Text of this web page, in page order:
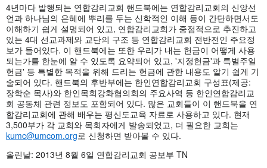
4년마다 발행되는 연합감리교회 핸드북에는 연합감리교회의 신앙선
언과 하나님의 은혜에 뿌리를 두는 신학적인 이해 등이 간단하면서도
이해하기 쉽게 설명되어 있고, 연합감리교회가 중점적으로 추진하고
있는 4대 선교과제와 교단의 구조 등 연합감리교회 전반전인 주요정
보가 들어있다. 이 핸드북에는 또한 우리가 내는 헌금이 어떻게 사용
되는가를 한눈에 알 수 있도록 요약되어 있고, '지정헌금'과 특별주일
헌금' 등 특별한 목적을 위해 드리는 헌금에 관한 내용도 알기 쉽게 기
술되어 있다. 핸드북의 후반부에는 한인연합감리교회 구성표(제공:
장학순 목사)와 한인목회강화협의회의 주요사역 등 한인연합감리교
회 공동체 관련 정보도 포함되어 있다. 많은 교회들이 이 핸드북을 연
합감리교회에 관해 배우는 평신도교육 자료로 사용하고 있다. 현재
3,500부가 각 교회와 목회자에게 발송되었고, 더 필요한 교회는
kumc@umcom.org로 신청하면 받아볼 수 있다.
올린날: 2013년 8월 6일 연합감리교회 공보부 TN